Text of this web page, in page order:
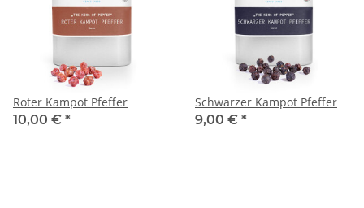
Roter Kampot Pfeffer
10,00 € *
Schwarzer Kampot Pfeffer
9,00 € *